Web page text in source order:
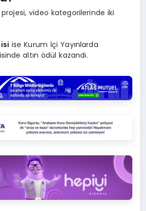
projesi, video kategorilerinde iki
ise Kurum İçi Yayınlarda
altın ödül kazandı.